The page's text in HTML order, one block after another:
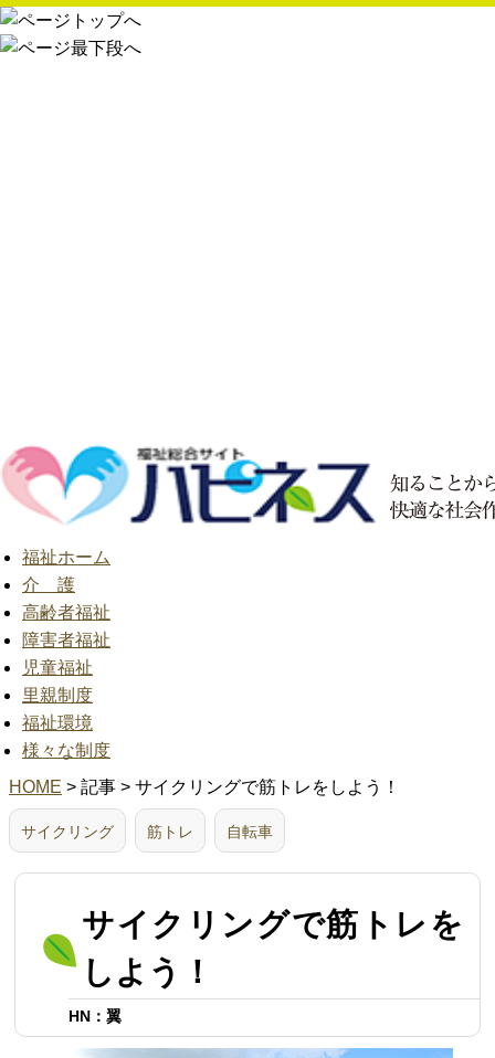
福祉ホーム
介 護
高齢者福祉
障害者福祉
児童福祉
里親制度
福祉環境
様々な制度
HOME > 記事 > サイクリングで筋トレをしよう！
サイクリング 筋トレ 自転車
サイクリングで筋トレを
しよう！
HN：翼